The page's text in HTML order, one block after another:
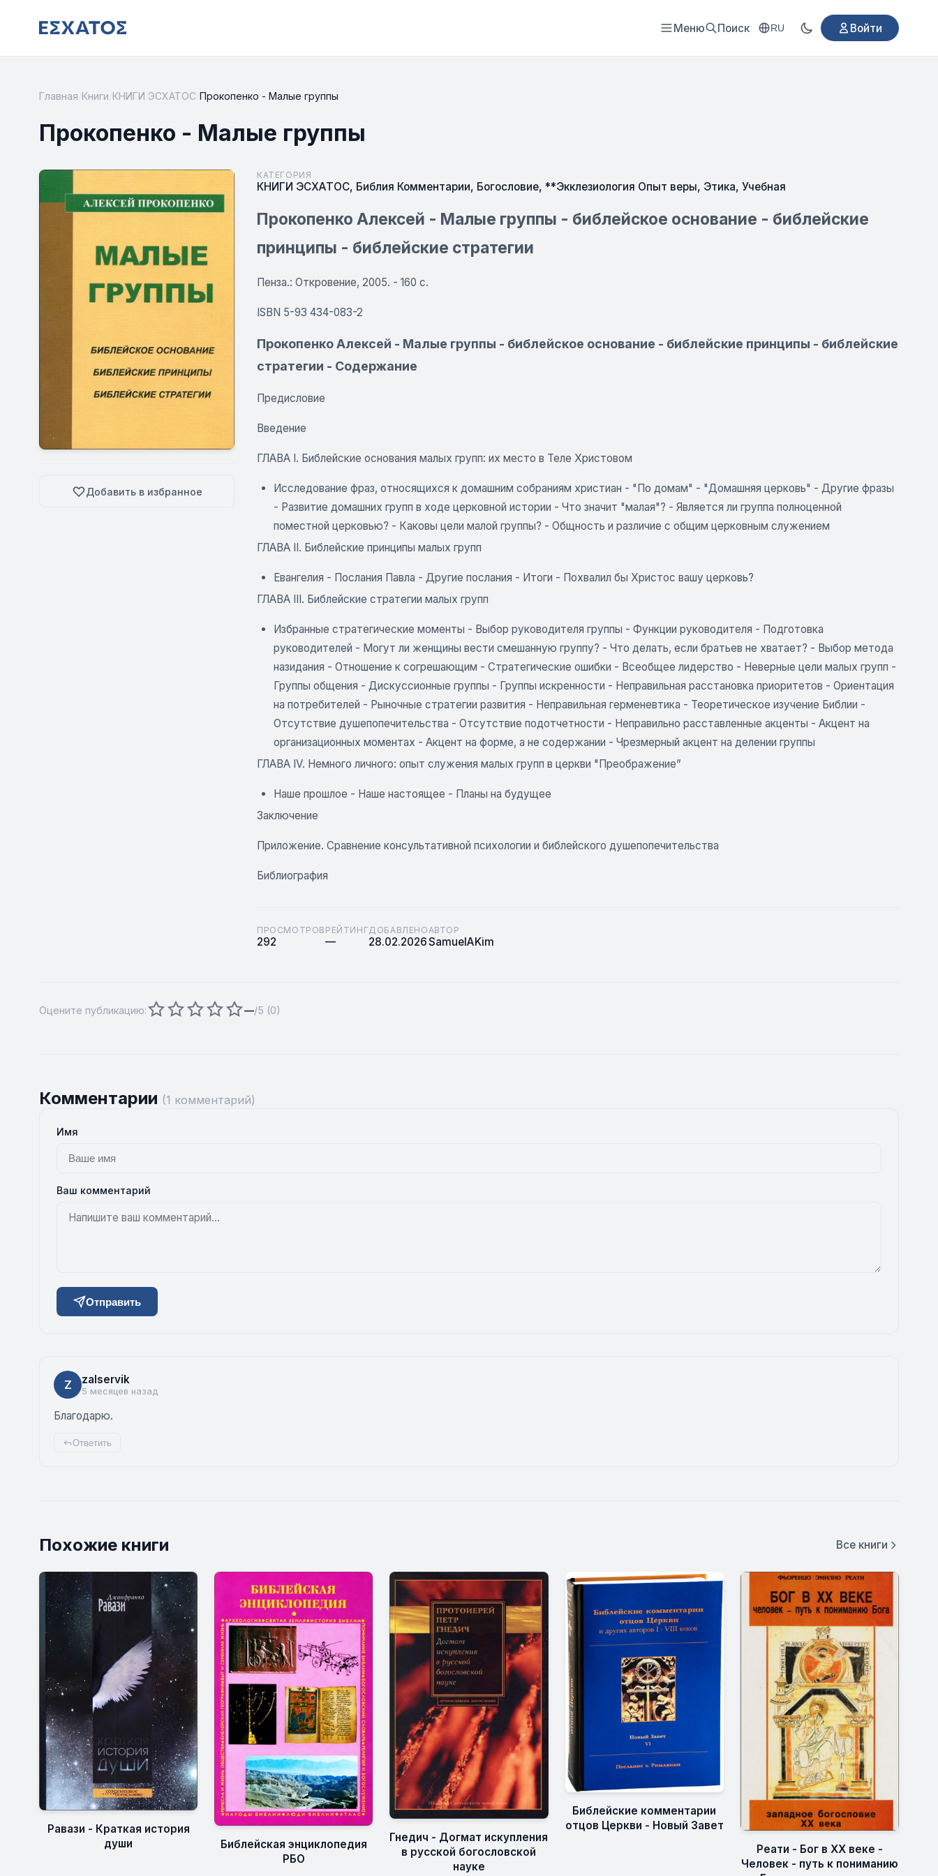
Меню Поиск RU Войти
Главная Книги КНИГИ ЭСХАТОС Прокопенко - Малые группы
Прокопенко - Малые группы
Добавить в избранное
КАТЕГОРИЯ
КНИГИ ЭСХАТОС, Библия Комментарии, Богословие, **Экклезиология Опыт веры, Этика, Учебная
Прокопенко Алексей - Малые группы - библейское основание - библейские
принципы - библейские стратегии
Пенза.: Откровение, 2005. - 160 с.
ISBN 5-93 434-083-2
Прокопенко Алексей - Малые группы - библейское основание - библейские принципы - библейские
стратегии - Содержание
Предисловие
Введение
ГЛАВА I. Библейские основания малых групп: их место в Теле Христовом
Исследование фраз, относящихся к домашним собраниям христиан - "По домам" - "Домашняя церковь" - Другие фразы
- Развитие домашних групп в ходе церковной истории - Что значит "малая"? - Является ли группа полноценной
поместной церковью? - Каковы цели малой группы? - Общность и различие с общим церковным служением
ГЛАВА II. Библейские принципы малых групп
Евангелия - Послания Павла - Другие послания - Итоги - Похвалил бы Христос вашу церковь?
ГЛАВА III. Библейские стратегии малых групп
Избранные стратегические моменты - Выбор руководителя группы - Функции руководителя - Подготовка
руководителей - Могут ли женщины вести смешанную группу? - Что делать, если братьев не хватает? - Выбор метода
назидания - Отношение к согрешающим - Стратегические ошибки - Всеобщее лидерство - Неверные цели малых групп -
Группы общения - Дискуссионные группы - Группы искренности - Неправильная расстановка приоритетов - Ориентация
на потребителей - Рыночные стратегии развития - Неправильная герменевтика - Теоретическое изучение Библии -
Отсутствие душепопечительства - Отсутствие подотчетности - Неправильно расставленные акценты - Акцент на
организационных моментах - Акцент на форме, а не содержании - Чрезмерный акцент на делении группы
ГЛАВА IV. Немного личного: опыт служения малых групп в церкви "Преображение”
Наше прошлое - Наше настоящее - Планы на будущее
Заключение
Приложение. Сравнение консультативной психологии и библейского душепопечительства
Библиография
ПРОСМОТРОВ
292
РЕЙТИНГ
—
ДОБАВЛЕНО
28.02.2026
АВТОР
SamuelAKim
Оцените публикацию: —/5 (0)
Комментарии (1 комментарий)
Имя
Ваш комментарий
Отправить
Z zalservik
5 месяцев назад
Благодарю.
Ответить
Похожие книги Все книги
Равази - Краткая история
души
Библейская энциклопедия
РБО
Гнедич - Догмат искупления
в русской богословской
науке
Библейские комментарии
отцов Церкви - Новый Завет
Реати - Бог в XX веке -
Человек - путь к пониманию